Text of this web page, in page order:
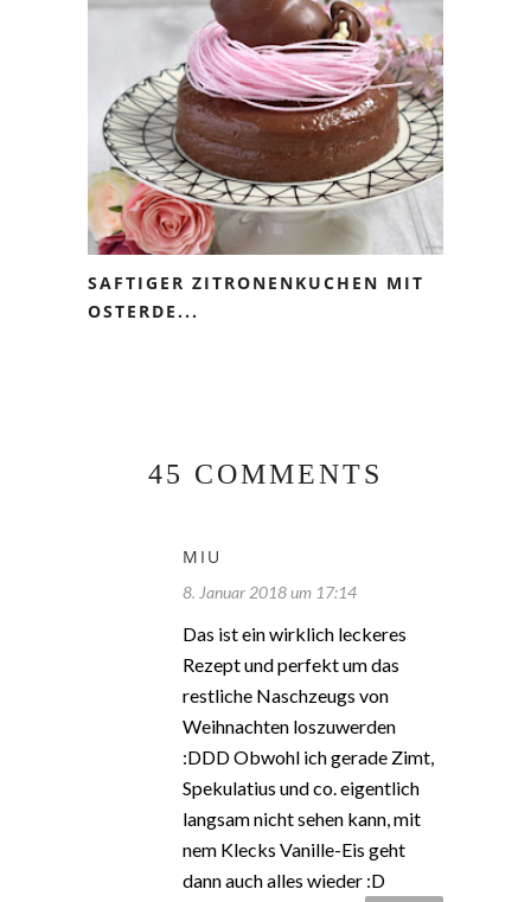
SAFTIGER ZITRONENKUCHEN MIT
OSTERDE...
45 COMMENTS
MIU
8. Januar 2018 um 17:14
Das ist ein wirklich leckeres
Rezept und perfekt um das
restliche Naschzeugs von
Weihnachten loszuwerden
:DDD Obwohl ich gerade Zimt,
Spekulatius und co. eigentlich
langsam nicht sehen kann, mit
nem Klecks Vanille-Eis geht
dann auch alles wieder :D